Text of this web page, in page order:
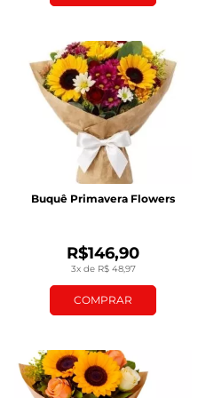
COMPRAR
3x de R$ 48,97
R$146,90
Buquê Primavera Flowers